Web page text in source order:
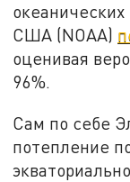
США (NOAA)
оценивая
96%.
Сам по себе
потепление